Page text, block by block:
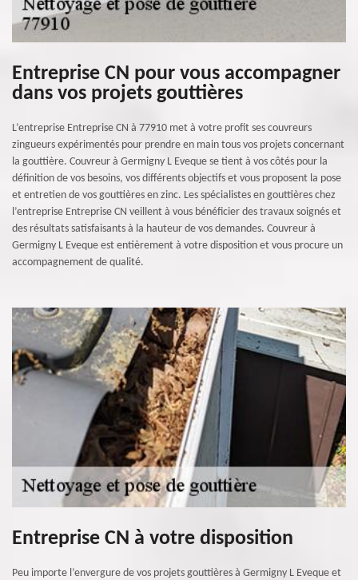
Entreprise CN pour vous accompagner
dans vos projets gouttières
L’entreprise Entreprise CN à 77910 met à votre profit ses couvreurs
zingueurs expérimentés pour prendre en main tous vos projets concernant
la gouttière. Couvreur à Germigny L Eveque se tient à vos côtés pour la
définition de vos besoins, vos différents objectifs et vous proposent la pose
et entretien de vos gouttières en zinc. Les spécialistes en gouttières chez
l’entreprise Entreprise CN veillent à vous bénéficier des travaux soignés et
des résultats satisfaisants à la hauteur de vos demandes. Couvreur à
Germigny L Eveque est entièrement à votre disposition et vous procure un
accompagnement de qualité.
Entreprise CN à votre disposition
Peu importe l’envergure de vos projets gouttières à Germigny L Eveque et